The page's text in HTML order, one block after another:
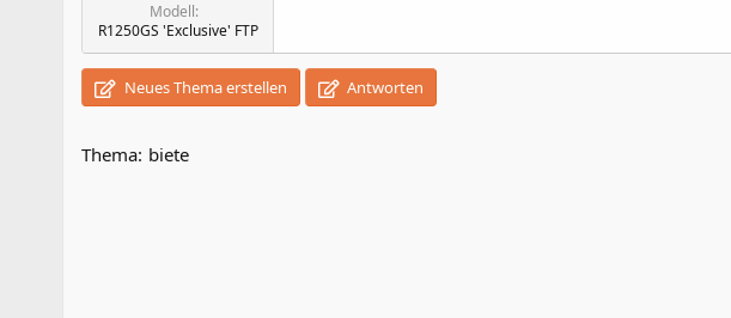
Modell
R1250GS 'Exclusive' FTP
Neues Thema erstellen Antworten
Thema: biete